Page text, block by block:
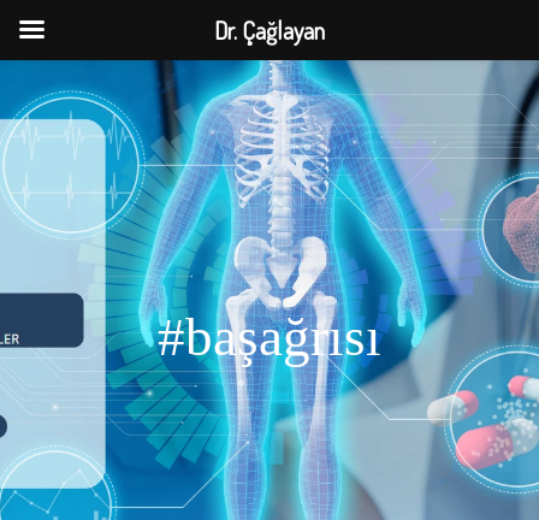
#başağrısı
Dr. Çağlayan